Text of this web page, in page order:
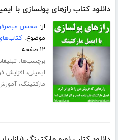
دانلود کتاب رازهای پولسازی با
از: محسن مبصرفر
موضوع:
۱۲ صفحه
برچسب‌ها:
ایمیلی، افزایش
مارکتینگ،آموزش